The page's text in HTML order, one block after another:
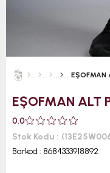
EŞOFMAN
EŞOFMAN ALT
0.0
Stok Kodu
Barkod : 8684333918892